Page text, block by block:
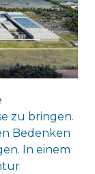
zu bringen.
Bedenken
In einem